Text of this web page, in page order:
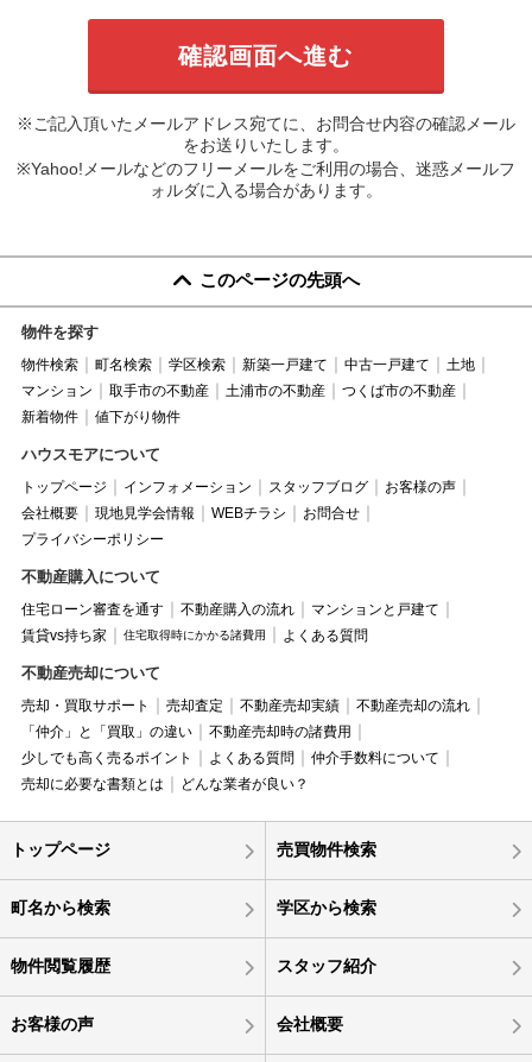
※ご記入頂いたメールアドレス宛てに、お問合せ内容の確認メール
をお送りいたします。
※Yahoo!メールなどのフリーメールをご利用の場合、迷惑メールフ
ォルダに入る場合があります。
このページの先頭へ
物件を探す
物件検索 町名検索 学区検索 新築一戸建て 中古一戸建て
土地
マンション
取手市の不動産 土浦市の不動産
つくば市の不動産
新着物件
値下がり物件
ハウスモアについて
トップページ インフォメーション スタッフブログ
お客様の声
会社概要
現地見学会情報 WEBチラシ
お問合せ
プライバシーポリシー
不動産購入について
住宅ローン審査を通す 不動産購入の流れ
マンションと戸建て
賃貸vs持ち家
住宅取得時にかかる諸費用 よくある質問
不動産売却について
売却・買取サポート 売却査定 不動産売却実績
不動産売却の流れ
「仲介」と「買取」の違い
不動産売却時の諸費用
少しでも高く売るポイント
よくある質問
仲介手数料について
売却に必要な書類とは
どんな業者が良い？
トップページ 売買物件検索
町名から検索 学区から検索
物件閲覧履歴 スタッフ紹介
お客様の声 会社概要